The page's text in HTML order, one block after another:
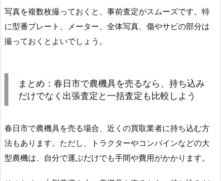
写真を複数枚撮っておくと、事前査定がスムーズです。特
に型番プレート、メーター、全体写真、傷やサビの部分は
撮っておくとよいでしょう。
まとめ：春日市で農機具を売るなら、持ち込み
だけでなく出張査定と一括査定も比較しよう
春日市で農機具を売る場合、近くの買取業者に持ち込む方
法もあります。ただし、トラクターやコンバインなどの大
型農機は、自分で運ぶだけでも手間や費用がかかります。